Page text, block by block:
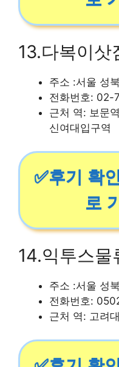
13.다복이삿
주소 :서울 성
전화번호:
근처 역: 보문
신여대입구역
✅후기 확
로
14.익투스물
주소 :서울 성
전화번호:
근처 역: 고려